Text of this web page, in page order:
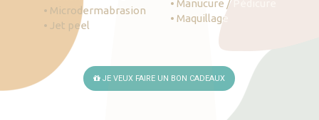
• Microdermabrasion
• Jet peel
• Manucure / Pédicure
• Maquillage
JE VEUX FAIRE UN BON CADEAUX